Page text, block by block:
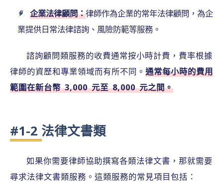
企業法律顧問：律師作為企業的常年法律顧問，為企
業提供日常法律諮詢、風險防範等服務。
諮詢顧問類服務的收費通常按小時計費，費率根據
律師的資歷和專業領域而有所不同。 通常每小時的費用
範圍在新台幣 3,000 元至 8,000 元之間。
#1-2 法律文書類
如果你需要律師協助撰寫各類法律文書，那就需要
尋求法律文書類服務。這類服務的常見項目包括：